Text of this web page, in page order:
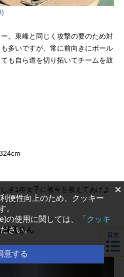
。東峰と同じく攻撃の要のため対
多いですが、常に前向きにボール
も自ら道を切り拓いてチームを鼓
き1年女子に教室を教えてあげよ
林勇さん
目次
×
便性向上のため、クッキー
。
の使用に関しては、
「クッキ
さい。
意する